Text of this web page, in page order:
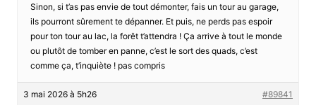
Sinon, si t’as pas envie de tout démonter, fais un tour au garage,
ils pourront sûrement te dépanner. Et puis, ne perds pas espoir
pour ton tour au lac, la forêt t’attendra ! Ça arrive à tout le monde
ou plutôt de tomber en panne, c’est le sort des quads, c’est
comme ça, t’inquiète ! pas compris
3 mai 2026 à 5h26 #89841